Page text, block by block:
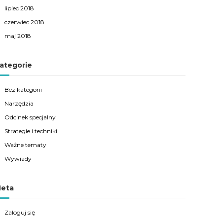
lipiec 2018
czerwiec 2018
maj 2018
Bez kategorii
Narzędzia
Odcinek specjalny
Strategie i techniki
Ważne tematy
Wywiady
Zaloguj się